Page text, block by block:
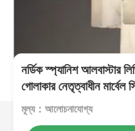
নর্ডিক স্প্যানিশ আলবাস্টার
গোলাকার নেতৃত্বাধীন
মূল্য：আলোচনাযোগ্য